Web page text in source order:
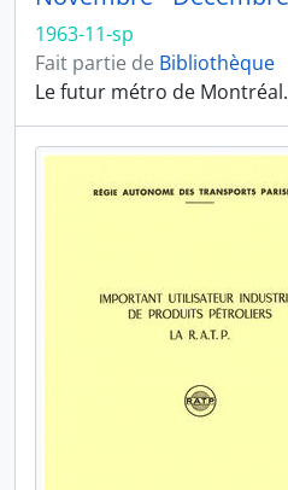
1963-11-sp
Fait partie de Bibliothèque
Le futur métro de Montréal.